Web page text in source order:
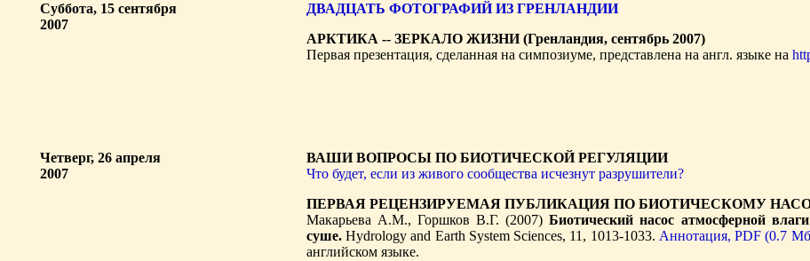
Суббота, 15 сентября
2007
ДВАДЦАТЬ ФОТОГРАФИЙ ИЗ ГРЕНЛАНДИИ
АРКТИКА -- ЗЕРКАЛО ЖИЗНИ (Гренландия, сентябрь 2007)
Первая презентация, сделанная на симпозиуме, представлена на англ. языке на
Четверг, 26 апреля
2007
ВАШИ ВОПРОСЫ ПО БИОТИЧЕСКОЙ РЕГУЛЯЦИИ
Что будет, если из живого сообщества исчезнут разрушители?
ПЕРВАЯ РЕЦЕНЗИРУЕМАЯ ПУБЛИКАЦИЯ ПО БИОТИЧЕСКОМУ
Макарьева А.М., Горшков В.Г. (2007)Биотический насос атмосферной
суше. Hydrology and Earth System Sciences, 11, 1013-1033. Аннотация, PDF (0.7
английском языке.